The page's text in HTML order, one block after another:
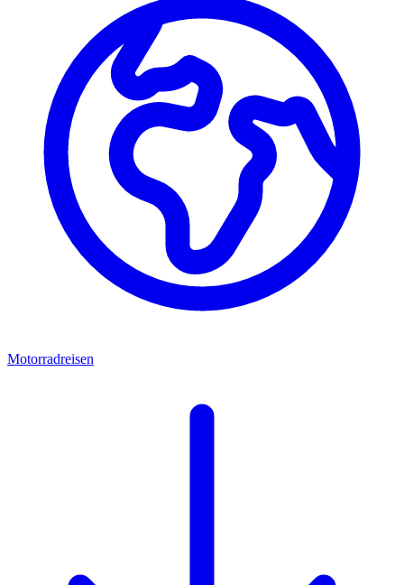
Motorradreisen